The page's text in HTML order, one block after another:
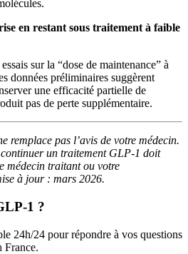
en restant sous traitement à faible
sur la “dose de maintenance” à
données préliminaires suggèrent
une efficacité partielle de
pas de perte supplémentaire.
remplace pas l’avis de votre médecin.
un traitement GLP-1 doit
médecin traitant ou votre
à jour : mars 2026.
1 ?
24h/24 pour répondre à vos questions
France.